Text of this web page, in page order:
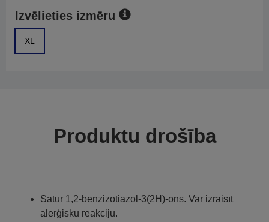
Izvēlieties izmēru
XL
Produktu drošība
Satur 1,2-benzizotiazol-3(2H)-ons. Var izraisīt
alerģisku reakciju.